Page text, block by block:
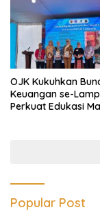
OJK Kukuhkan
Keuangan se-
Perkuat Edukasi
Popular Post